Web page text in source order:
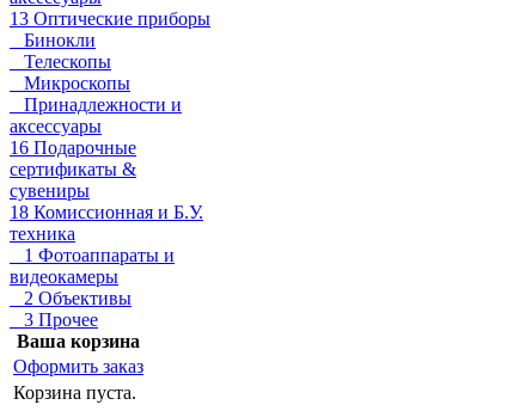
13 Оптические приборы
Бинокли
Телескопы
Микроскопы
Принадлежности и
аксессуары
16 Подарочные
сертификаты &
сувениры
18 Комиссионная и Б.У.
техника
1 Фотоаппараты и
видеокамеры
2 Объективы
3 Прочее
Ваша корзина
Оформить заказ
Корзина пуста.